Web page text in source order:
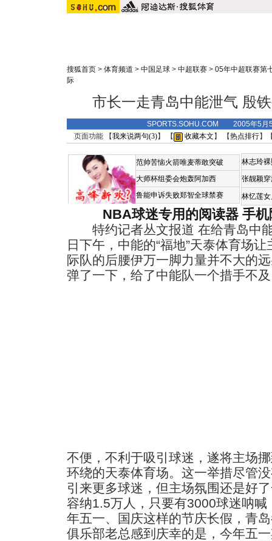
搜狐首页 > 体育频道 > 中国足球 > 中超联赛 > 05年中超联赛第
际
市长一走青岛中能泄气 殷
SPORTS.SOHU.COM 2005年5月
页面功能 【我来说两句(3)】 【 收藏本文 】 【热点排行】
范帅苦恼火箭唯麦蒂敢突破
大师杯组委会炮轰阿加西
鲁能申诉失败郑智全球禁赛
林志玲
张靓颖
林忆莲
NBA球迷专用的阅读器 手
特约记者丛文报道 在给青岛中
日下午，中能的“福地”天泰体育场
际队的后腰伊万一脚力量并不大的
弹了一下，给了中能队一个措手不
不便，不利于吸引球迷，遂将主场
环绕的天泰体育场。这一举措尽管
引来更多球迷，但主场氛围还是好
容纳1.5万人，只要有3000球迷呐
年五一、国庆这样的节庆长假，青
俱乐部老总感到庆幸的是，今年五